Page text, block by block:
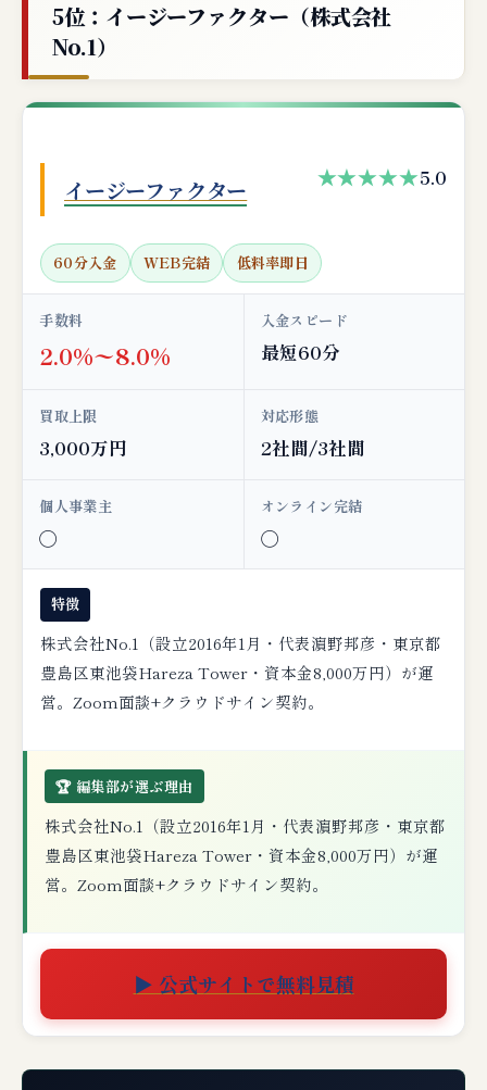
5位：イージーファクター（株式会社
No.1）
イージーファクター ★★★★★5.0
60分入金 WEB完結 低料率即日
手数料
2.0%〜8.0%
入金スピード
最短60分
買取上限
3,000万円
対応形態
2社間/3社間
個人事業主
◯
オンライン完結
◯
特徴
株式会社No.1（設立2016年1月・代表濵野邦彦・東京都
豊島区東池袋Hareza Tower・資本金8,000万円）が運
営。Zoom面談+クラウドサイン契約。
🏆 編集部が選ぶ理由
株式会社No.1（設立2016年1月・代表濵野邦彦・東京都
豊島区東池袋Hareza Tower・資本金8,000万円）が運
営。Zoom面談+クラウドサイン契約。
▶ 公式サイトで無料見積